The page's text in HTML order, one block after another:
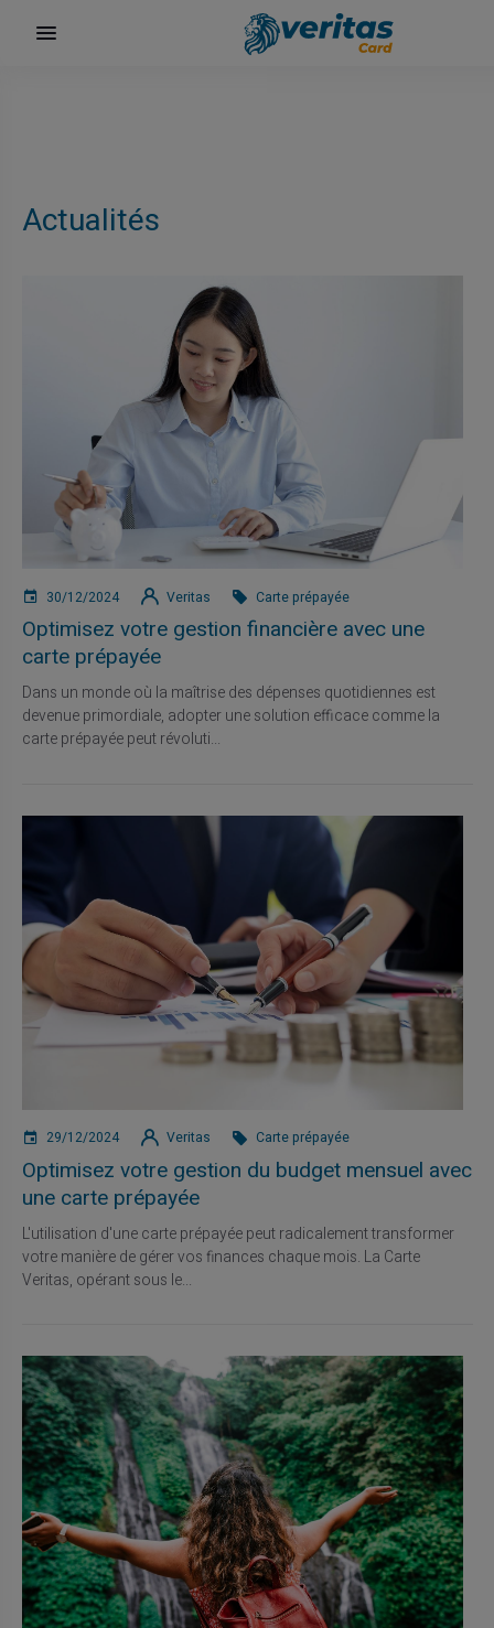
Actualités
30/12/2024 Veritas Carte prépayée
Optimisez votre gestion financière avec une
carte prépayée
Dans un monde où la maîtrise des dépenses quotidiennes est
devenue primordiale, adopter une solution efficace comme la
carte prépayée peut révoluti...
29/12/2024 Veritas Carte prépayée
Optimisez votre gestion du budget mensuel avec
une carte prépayée
L'utilisation d'une carte prépayée peut radicalement transformer
votre manière de gérer vos finances chaque mois. La Carte
Veritas, opérant sous le...